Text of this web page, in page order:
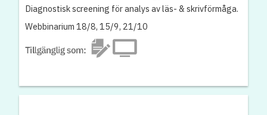
Diagnostisk screening för analys av läs- & skrivförmåga.
Webbinarium 18/8, 15/9, 21/10